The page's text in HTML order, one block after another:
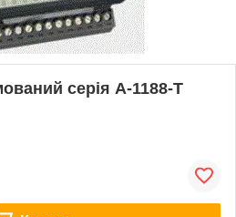
серія А-1188-Т